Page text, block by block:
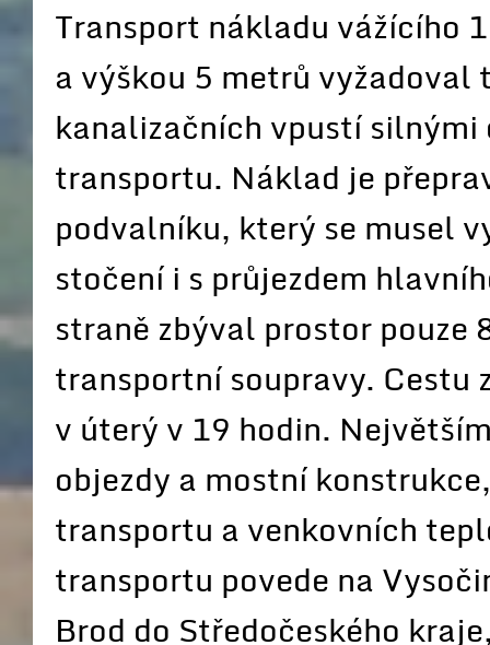
Transport nákladu vážícího
a výškou 5 metrů vyžadoval
kanalizačních vpustí
transportu. Náklad je
podvalníku, který se musel
stočení i s průjezdem
straně zbýval prostor pouze
transportní soupravy. Cestu
v úterý v 19 hodin.
objezdy a mostní
transportu a venkovních
transportu povede na
Brod do Středočeského